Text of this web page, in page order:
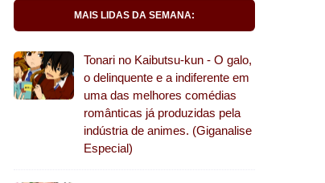
MAIS LIDAS DA SEMANA:
Tonari no Kaibutsu-kun - O galo,
o delinquente e a indiferente em
uma das melhores comédias
românticas já produzidas pela
indústria de animes. (Giganalise
Especial)